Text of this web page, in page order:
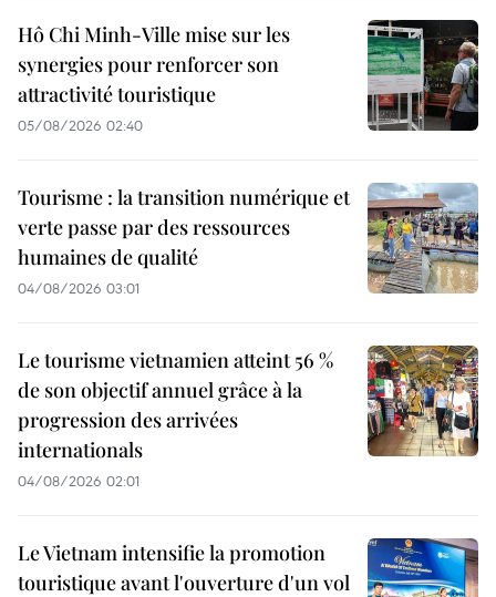
Hô Chi Minh-Ville mise sur les
synergies pour renforcer son
attractivité touristique
05/08/2026 02:40
Tourisme : la transition numérique et
verte passe par des ressources
humaines de qualité
04/08/2026 03:01
Le tourisme vietnamien atteint 56 %
de son objectif annuel grâce à la
progression des arrivées
internationals
04/08/2026 02:01
Le Vietnam intensifie la promotion
touristique avant l'ouverture d'un vol